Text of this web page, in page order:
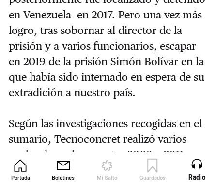
Portada Boletines Mi Salto Guardados Revista
en Venezuela en 2017. Pero una vez más
logro, tras sobornar al director de la
prisión y a varios funcionarios, escapar
en 2019 de la prisión Simón Bolívar en la
que había sido internado en espera de su
extradición a nuestro país.
Según las investigaciones recogidas en el
sumario, Tecnoconcret realizó varios
canjes de acciones entre 2008 y 2011, que
los agentes consideran fuera de precio de
Radio